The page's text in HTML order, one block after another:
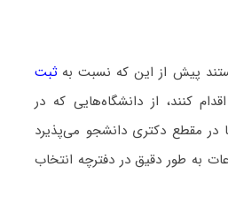
پیش از این که نسبت به ثبت
اقدام کنند، از دانشگاه‌هایی که در
در مقطع دکتری دانشجو می‌پذیرد
به طور دقیق در دفترچه انتخاب